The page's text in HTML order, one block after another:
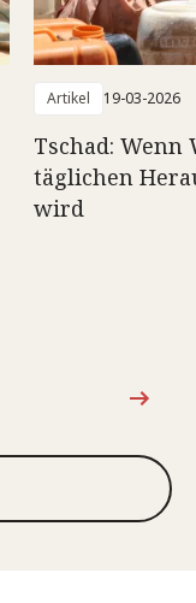
Artikel 19-03-2026
Tschad: Wenn
täglichen
wird